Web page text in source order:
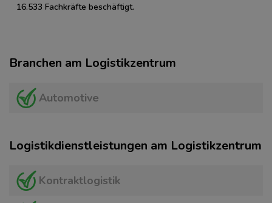
16.533 Fachkräfte beschäftigt.
Branchen am Logistikzentrum
Automotive
Logistikdienstleistungen am Logistikzentrum
Kontraktlogistik